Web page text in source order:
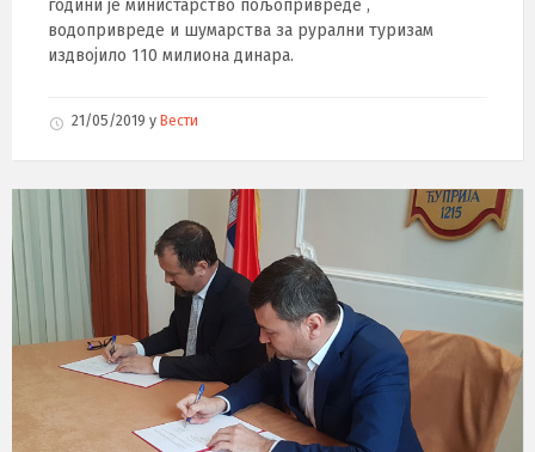
години је министарство пољопривреде ,
водопривреде и шумарства за рурални туризам
издвојило 110 милиона динара.
21/05/2019 у Вести